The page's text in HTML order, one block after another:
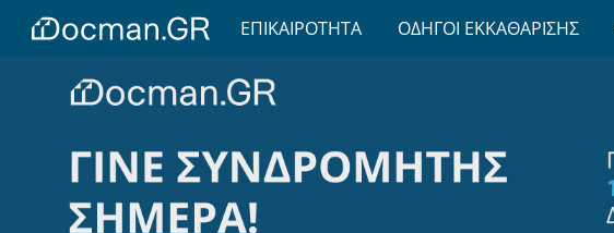
ΕΠΙΚΑΙΡΟΤΗΤΑ ΟΔΗΓΟΙ ΕΚΚΑΘΑΡΙΣΗΣ